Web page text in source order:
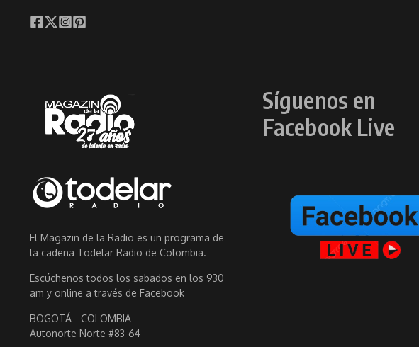
El Magazin de la Radio es un programa de
la cadena Todelar Radio de Colombia.
Escúchenos todos los sabados en los 930
am y online a través de Facebook
BOGOTÁ - COLOMBIA
Autonorte Norte #83-64
Síguenos en
Facebook Live